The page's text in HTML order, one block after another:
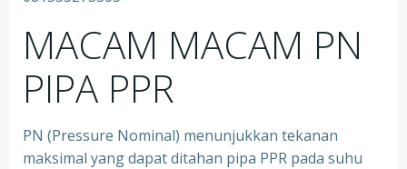
MACAM MACAM PN
PIPA PPR
PN (Pressure Nominal) menunjukkan tekanan
maksimal yang dapat ditahan pipa PPR pada suhu